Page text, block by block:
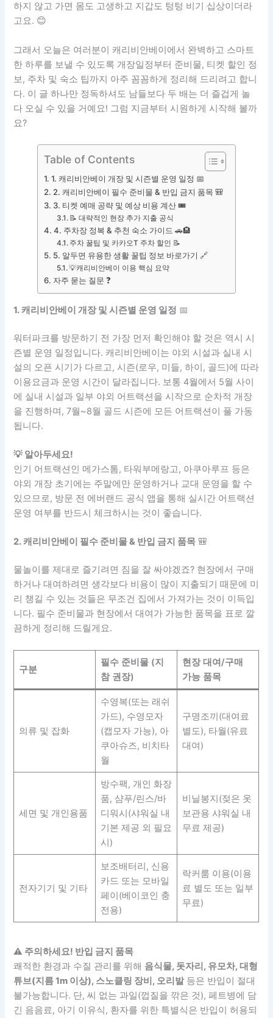
하지 않고 가면 몸도 고생하고 지갑도 텅텅 비기 십상이더라
고요. 😊
그래서 오늘은 여러분이 캐리비안베이에서 완벽하고 스마트
한 하루를 보낼 수 있도록 개장일정부터 준비물, 티켓 할인 정
보, 주차 및 숙소 팁까지 아주 꼼꼼하게 정리해 드리려고 합니
다. 이 글 하나만 정독하셔도 남들보다 두 배는 더 즐겁게 놀
다 오실 수 있을 거예요! 그럼 지금부터 시원하게 시작해 볼까
요?
Table of Contents
1. 캐리비안베이 개장 및 시즌별 운영 일정 📅
2. 캐리비안베이 필수 준비물 & 반입 금지 품목 🎒
3. 티켓 예매 공략 및 예상 비용 계산 🎟️
📝 대략적인 현장 추가 지출 공식
4. 주차장 정복 & 추천 숙소 가이드 🚗🏨
주차 꿀팁 및 카카오T 주차 할인 📝
5. 알두면 유용한 생활 꿀팁 정보 바로가기 🔗
💡캐리비안베이 이용 핵심 요약
자주 묻는 질문 ❓
1. 캐리비안베이 개장 및 시즌별 운영 일정 📅
워터파크를 방문하기 전 가장 먼저 확인해야 할 것은 역시 시
즌별 운영 일정입니다. 캐리비안베이는 야외 시설과 실내 시
설의 오픈 시기가 다르고, 시즌(로우, 미들, 하이, 골드)에 따라
이용요금과 운영 시간이 달라집니다. 보통 4월에서 5월 사이
에 실내 시설과 일부 야외 어트랙션을 시작으로 순차적 개장
을 진행하며, 7월~8월 골드 시즌에 모든 어트랙션이 풀 가동
됩니다.
💡 알아두세요!
인기 어트랙션인 메가스톰, 타워부메랑고, 아쿠아루프 등은
야외 개장 초기에는 주말에만 운영하거나 교대 운영을 할 수
있으므로, 방문 전 에버랜드 공식 앱을 통해 실시간 어트랙션
운영 여부를 반드시 체크하시는 것이 좋습니다.
2. 캐리비안베이 필수 준비물 & 반입 금지 품목 🎒
물놀이를 제대로 즐기려면 짐을 잘 싸야겠죠? 현장에서 구매
하거나 대여하려면 생각보다 비용이 많이 지출되기 때문에 미
리 챙길 수 있는 것들은 무조건 집에서 가져가는 것이 이득입
니다. 필수 준비물과 현장에서 대여가 가능한 품목을 표로 깔
끔하게 정리해 드릴게요.
구분
필수 준비물 (지
참 권장)
현장 대여/구매
가능 품목
의류 및 잡화
수영복(또는 래쉬
가드), 수영모자
(캡모자 가능), 아
쿠아슈즈, 비치타
월
구명조끼(대여료
별도), 타월(유료
대여)
세면 및 개인용품
방수팩, 개인 화장
품, 샴푸/린스/바
디워시(샤워실 내
기본 제공 외 필요
시)
비닐봉지(젖은 옷
보관용 샤워실 내
무료 제공)
전자기기 및 기타
보조배터리, 신용
카드 또는 모바일
페이(베이코인 충
전용)
락커룸 이용(이용
료 별도 또는 일부
무료)
⚠️ 주의하세요! 반입 금지 품목
쾌적한 환경과 수질 관리를 위해 음식물, 돗자리, 유모차, 대형
튜브(지름 1m 이상), 스노클링 장비, 오리발등은 반입이 절대
불가능합니다. 단, 씨 없는 과일(껍질을 깎은 것), 페트병에 담
긴 음음료, 아기 이유식, 환자를 위한 특별식은 반입이 허용되